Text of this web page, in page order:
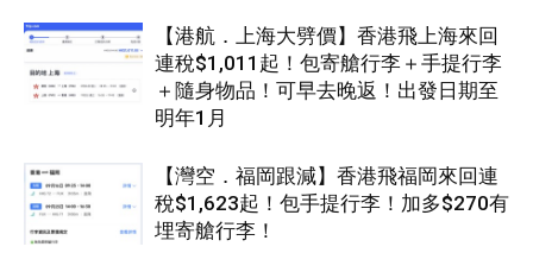
【港航．上海大劈價】香港飛上海來回
連稅$1,011起！包寄艙行李＋手提行李
＋隨身物品！可早去晚返！出發日期至
明年1月
【灣空．福岡跟減】香港飛福岡來回連
稅$1,623起！包手提行李！加多$270有
埋寄艙行李！